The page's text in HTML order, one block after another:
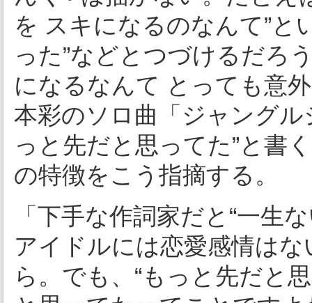
を スキになるのなんて”と
った”などとつづけるだろ
になるなんて とっても意
本彩のソロ曲「ジャング
っと先だと思ってた”と書
の特徴をこう指摘する。
「下手な作詞家だと“一生
アイドルには恋愛感情は
ら。でも、“もっと先だと